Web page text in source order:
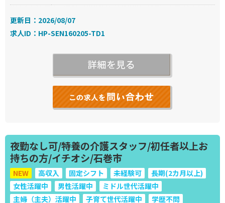
更新日：2026/08/07
求人ID：HP-SEN160205-TD1
夜勤なし可/特養の介護スタッフ/初任者以上お
持ちの方/イチオシ/石巻市
NEW 高収入 固定シフト 未経験可
長期(2カ月以上)
女性活躍中
男性活躍中
ミドル世代活躍中
主婦（主夫）活躍中
子育て世代活躍中 学歴不問